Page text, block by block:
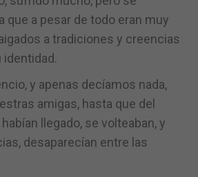
que a pesar de todo eran muy
a tradiciones y creencias
y apenas decíamos nada,
amigas, hasta que del
llegado, se volteaban, y
desaparecían entre las